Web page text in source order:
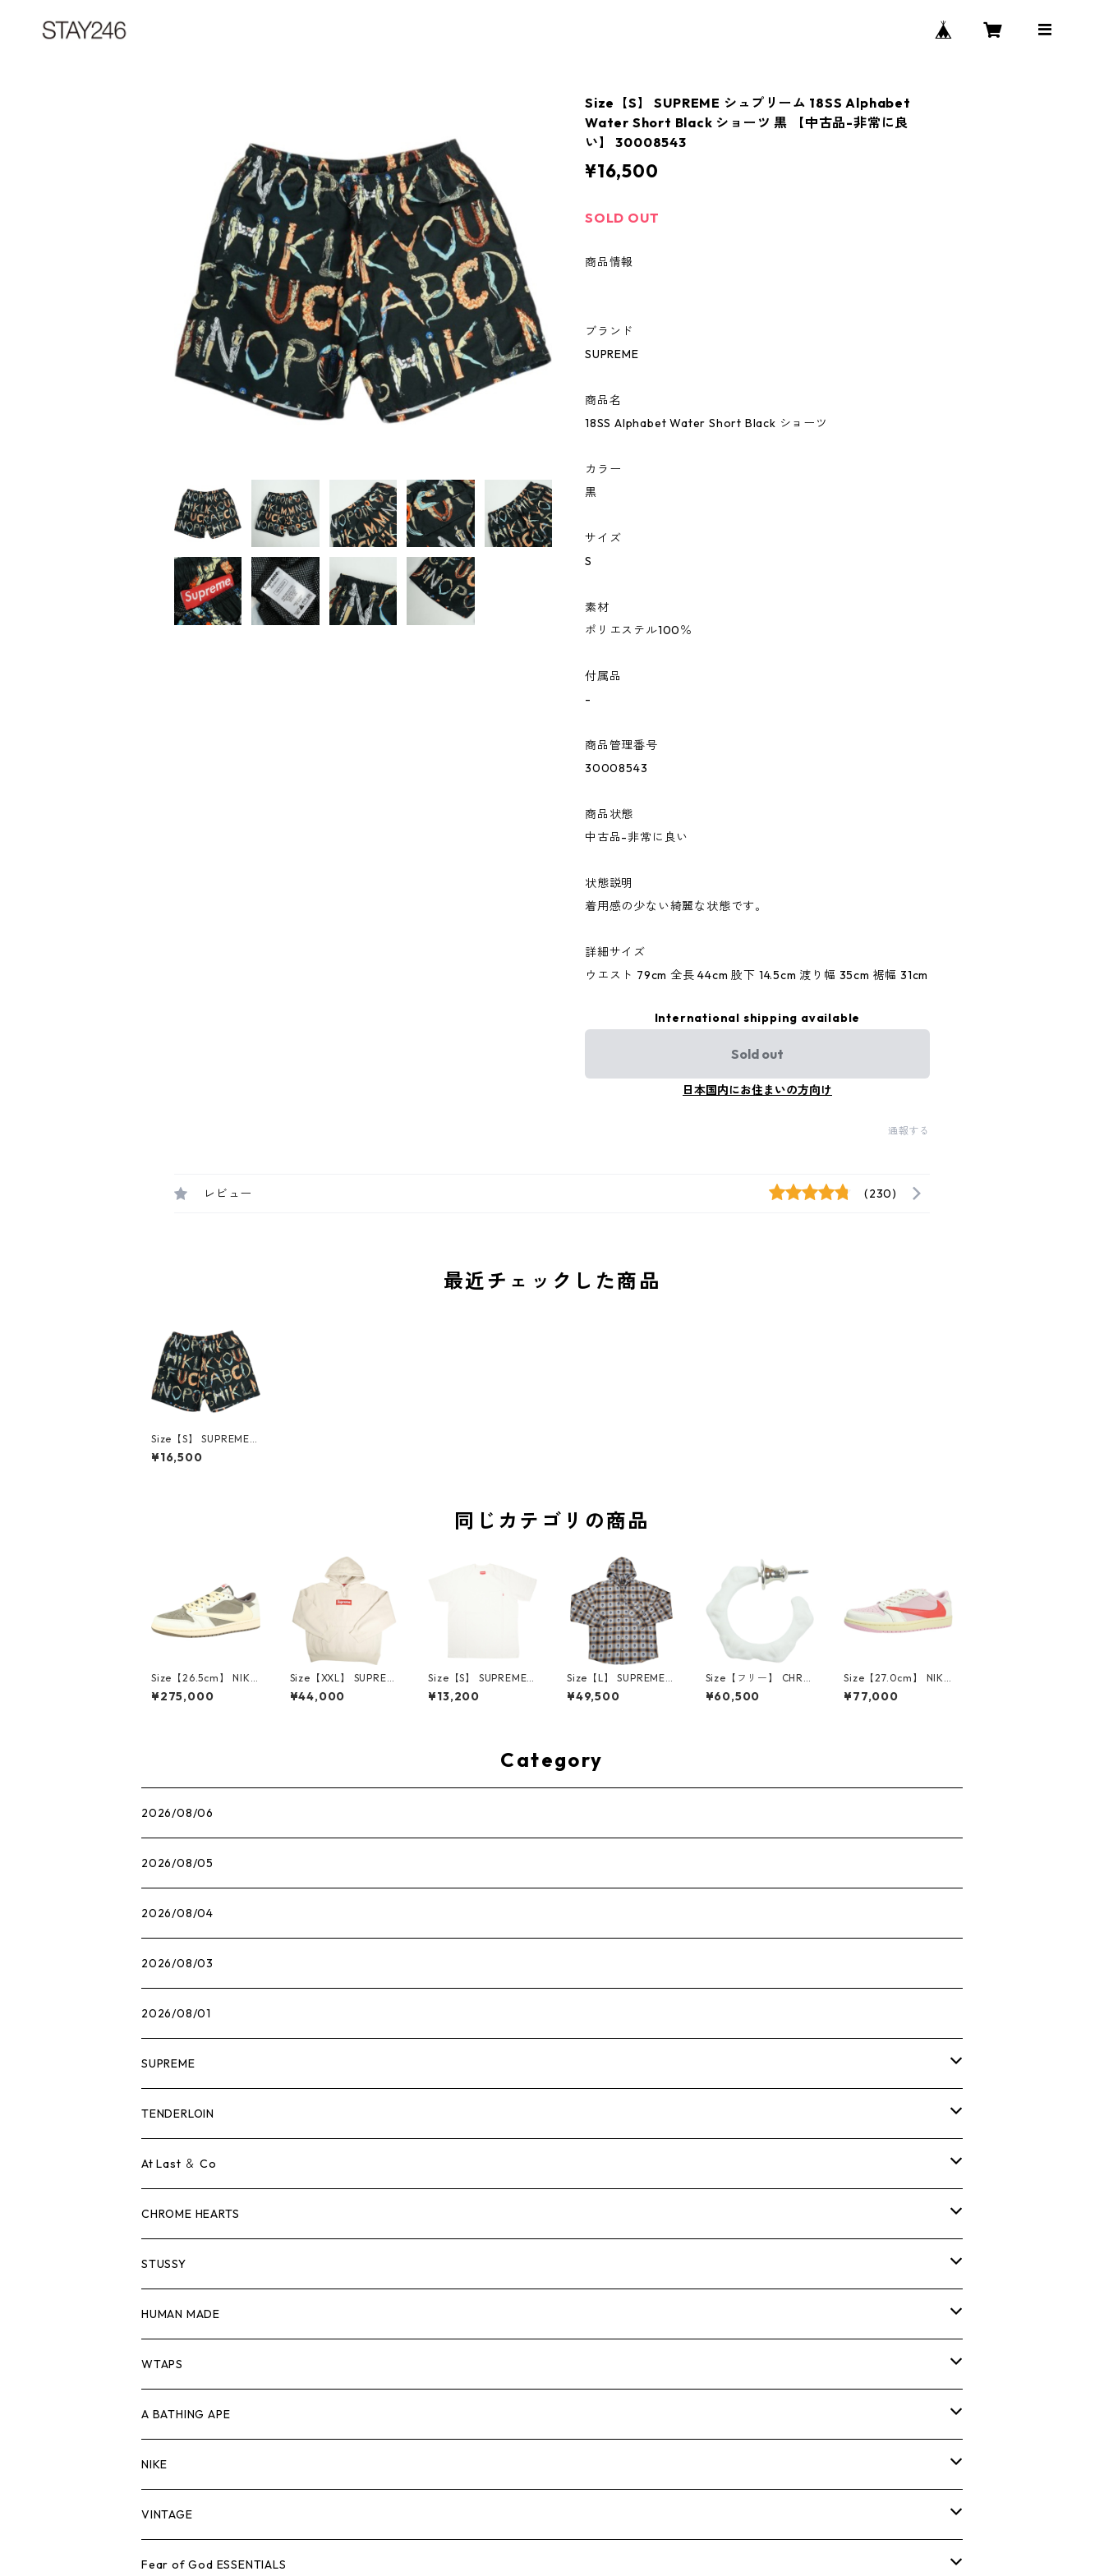
Size【S】 SUPREME シュプリーム 18SS Alphabet
Water Short Black ショーツ 黒 【中古品-非常に良
い】 30008543
¥16,500
SOLD OUT
商品情報
ブランド
SUPREME
商品名
18SS Alphabet Water Short Black ショーツ
カラー
黒
サイズ
S
素材
ポリエステル100％
付属品
-
商品管理番号
30008543
商品状態
中古品-非常に良い
状態説明
着用感の少ない綺麗な状態です。
詳細サイズ
ウエスト 79cm 全長 44cm 股下 14.5cm 渡り幅 35cm 裾幅 31cm
International shipping available
Sold out
日本国内にお住まいの方向け
通報する
レビュー (230)
最近チェックした商品
Size【S】 SUPREME
シュプリーム 18SS Alp
habet Water Short B
¥16,500
同じカテゴリの商品
Size【26.5cm】 NIKE
ナイキ ×Travis Scott
AIR JORDAN 1 LOW
¥275,000
Size【XXL】 SUPREM
E シュプリーム 24AW
Box Logo Hooded Sw
¥44,000
Size【S】 SUPREME
シュプリーム S/S Poc
ket Tee White Tシャ
¥13,200
Size【L】 SUPREME
シュプリーム ×Numbe
r (N)ine 25FW Hoode
¥49,500
Size【フリー】 CHRO
ME HEARTS クロム・
ハーツ CH Cross SING
¥60,500
Size【27.0cm】 NIKE
ナイキ ×Travis Scott
AIR JORDAN 1 LOW
¥77,000
Category
2026/08/06
2026/08/05
2026/08/04
2026/08/03
2026/08/01
SUPREME
Tシャツ
ロンTEE
スウェット/ニット
シャツ
ジャケット
パンツ
キャップ・ハット
バッグ
シューズ
小物
TENDERLOIN
Tシャツ
ロンTEE
スウェット/ニット
シャツ
ジャケット
パンツ
キャップ・ハット
バッグ
シューズ
At Last ＆ Co
Tシャツ
ロンTEE
スウェット/ニット
シャツ
ジャケット
パンツ
キャップ・ハット
バッグ
CHROME HEARTS
Tシャツ
ロンTEE
スウェット/ニット
シャツ
ジャケット
パンツ
キャップ・ハット
STUSSY
Tシャツ
ロンTEE
スウェット/ニット
シャツ
ジャケット
パンツ
HUMAN MADE
Tシャツ
ロンT
スウェット/ニット
シャツ
ジャケット
WTAPS
Tシャツ
ロンTEE
スウェット/ニット
シャツ
A BATHING APE
Tシャツ
ロンTEE
スウェット/ニット
NIKE
シューズ
AIR JORDAN 1
アパレル・小物
VINTAGE
Tシャツ
Fear of God ESSENTIALS